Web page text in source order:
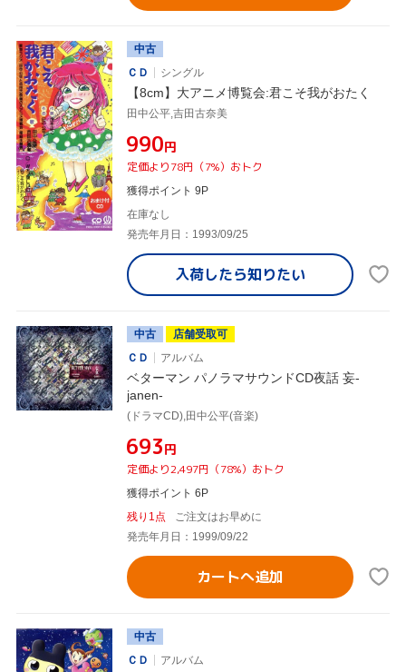
中古
ＣＤ
シングル
【8cm】大アニメ博覧会:君こそ我がおたく
田中公平,吉田古奈美
¥990円
定価より78円（7%）おトク
獲得ポイント 9P
在庫なし
発売年月日：1993/09/25
入荷したら知りたい
中古
店舗受取可
ＣＤ
アルバム
ベターマン パノラマサウンドCD夜話 妄-
janen-
(ドラマCD),田中公平(音楽)
¥693円
定価より2,497円（78%）おトク
獲得ポイント 6P
残り1点
ご注文はお早めに
発売年月日：1999/09/22
カートへ追加
中古
ＣＤ
アルバム